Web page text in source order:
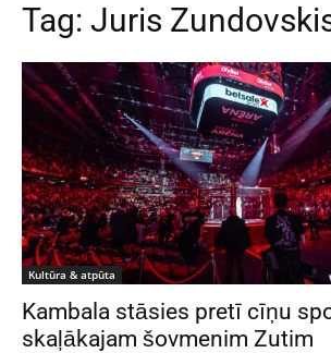
Tag: Juris
Kultūra & atpūta
Kambala stāsies pretī cīņu
skaļākajam šovmenim Zutim